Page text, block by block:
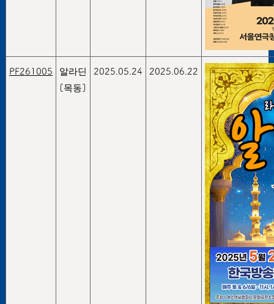
PF261005
알라딘
[목동]
2025.05.24 2025.06.22